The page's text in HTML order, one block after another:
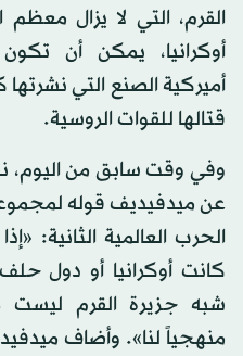
القرم، التي لا يزال
أوكرانيا، يمكن أن
أميركية الصنع التي
قتالها للقوات الروسية.
وفي وقت سابق من اليوم،
عن ميدفيديف قوله
الحرب العالمية الثانية:
كانت أوكرانيا أو دول
شبه جزيرة القرم ليست
منهجياً لنا». وأضاف